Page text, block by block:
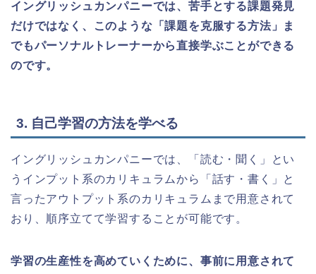
イングリッシュカンパニーでは、苦手とする課題発見
だけではなく、このような「課題を克服する方法」ま
でもパーソナルトレーナーから直接学ぶことができる
のです。
3. 自己学習の方法を学べる
イングリッシュカンパニーでは、「読む・聞く」とい
うインプット系のカリキュラムから「話す・書く」と
言ったアウトプット系のカリキュラムまで用意されて
おり、順序立てて学習することが可能です。
学習の生産性を高めていくために、事前に用意されて